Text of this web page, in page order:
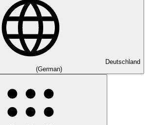
Deutschland
(German)